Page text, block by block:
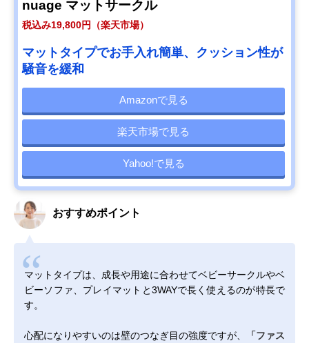
nuage マットサークル
税込み19,800円（楽天市場）
マットタイプでお手入れ簡単、クッション性が
騒音を緩和
Amazonで見る
楽天市場で見る
Yahoo!で見る
おすすめポイント
マットタイプは、成長や用途に合わせてベビーサークルやベ
ビーソファ、プレイマットと3WAYで長く使えるのが特長で
す。
心配になりやすいのは壁のつなぎ目の強度ですが、
「ファス